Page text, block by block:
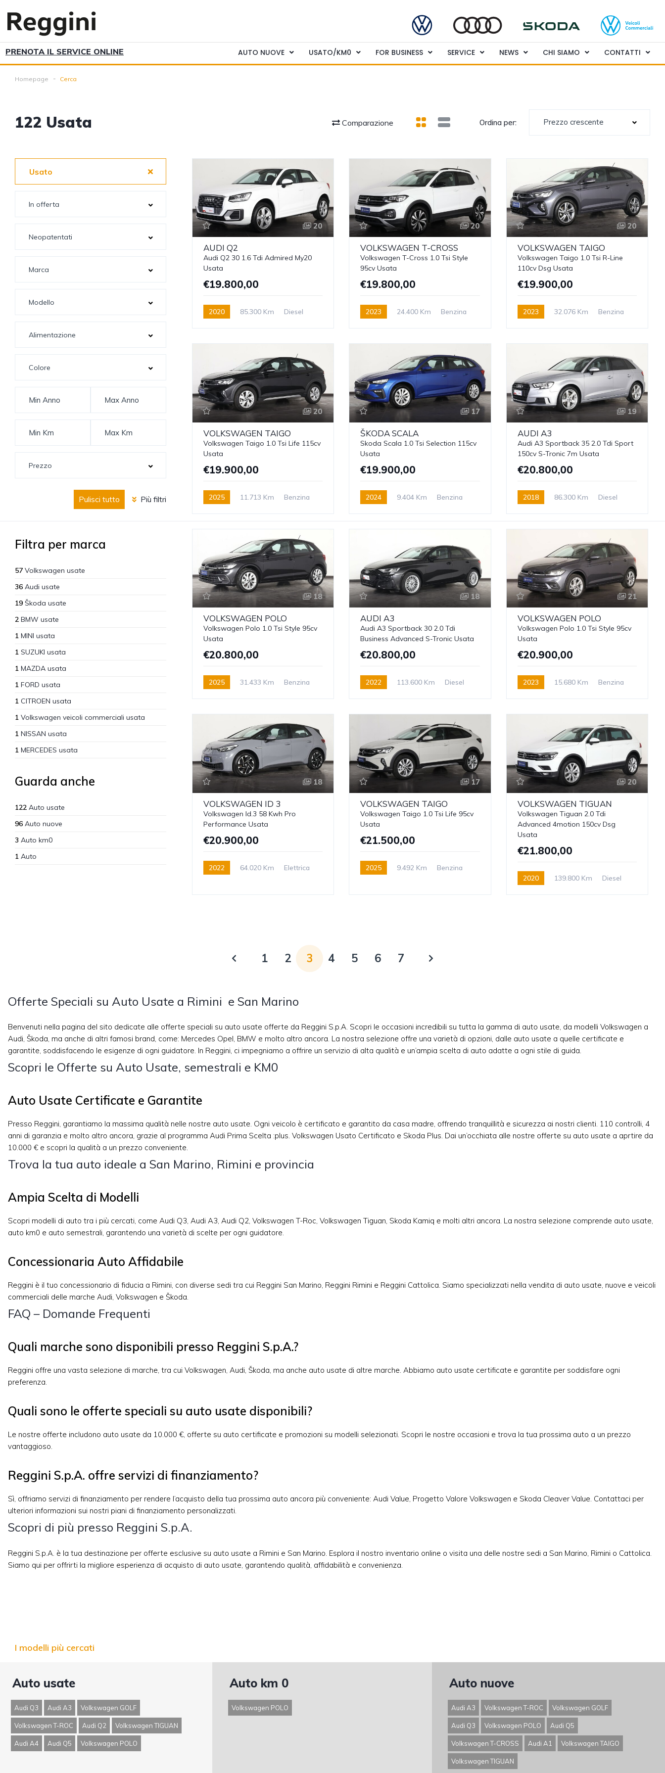
PRENOTA IL SERVICE ONLINE AUTO NUOVE USATO/KM0 FOR BUSINESS SERVICE NEWS CHI SIAMO CONTATTI
Homepage Cerca
122 Usata Comparazione Ordina per: Prezzo crescente
Usato
Pulisci tutto Più filtri
Filtra per marca
57 Volkswagen usate
36 Audi usate
19 Škoda usate
2 BMW usate
1 MINI usata
1 SUZUKI usata
1 MAZDA usata
1 FORD usata
1 CITROEN usata
1 Volkswagen veicoli commerciali usata
1 NISSAN usata
1 MERCEDES usata
Guarda anche
122 Auto usate
96 Auto nuove
3 Auto km0
1 Auto
20
AUDI Q2
Audi Q2 30 1.6 Tdi Admired My20
Usata
€19.800,00
2020 85.300 Km Diesel
20
VOLKSWAGEN T-CROSS
Volkswagen T-Cross 1.0 Tsi Style
95cv Usata
€19.800,00
2023 24.400 Km Benzina
20
VOLKSWAGEN TAIGO
Volkswagen Taigo 1.0 Tsi R-Line
110cv Dsg Usata
€19.900,00
2023 32.076 Km Benzina
20
VOLKSWAGEN TAIGO
Volkswagen Taigo 1.0 Tsi Life 115cv
Usata
€19.900,00
2025 11.713 Km Benzina
17
ŠKODA SCALA
Skoda Scala 1.0 Tsi Selection 115cv
Usata
€19.900,00
2024 9.404 Km Benzina
19
AUDI A3
Audi A3 Sportback 35 2.0 Tdi Sport
150cv S-Tronic 7m Usata
€20.800,00
2018 86.300 Km Diesel
18
VOLKSWAGEN POLO
Volkswagen Polo 1.0 Tsi Style 95cv
Usata
€20.800,00
2025 31.433 Km Benzina
18
AUDI A3
Audi A3 Sportback 30 2.0 Tdi
Business Advanced S-Tronic Usata
€20.800,00
2022 113.600 Km Diesel
21
VOLKSWAGEN POLO
Volkswagen Polo 1.0 Tsi Style 95cv
Usata
€20.900,00
2023 15.680 Km Benzina
18
VOLKSWAGEN ID 3
Volkswagen Id.3 58 Kwh Pro
Performance Usata
€20.900,00
2022 64.020 Km Elettrica
17
VOLKSWAGEN TAIGO
Volkswagen Taigo 1.0 Tsi Life 95cv
Usata
€21.500,00
2025 9.492 Km Benzina
20
VOLKSWAGEN TIGUAN
Volkswagen Tiguan 2.0 Tdi
Advanced 4motion 150cv Dsg
Usata
€21.800,00
2020 139.800 Km Diesel
1 2 3 4 5 6 7
Offerte Speciali su Auto Usate a Rimini e San Marino
Benvenuti nella pagina del sito dedicate alle offerte speciali su auto usate offerte da Reggini S.p.A. Scopri le occasioni incredibili su tutta la gamma di auto usate, da modelli Volkswagen a
Audi, Škoda, ma anche di altri famosi brand, come: Mercedes Opel, BMW e molto altro ancora. La nostra selezione offre una varietà di opzioni, dalle auto usate a quelle certificate e
garantite, soddisfacendo le esigenze di ogni guidatore. In Reggini, ci impegniamo a offrire un servizio di alta qualità e un’ampia scelta di auto adatte a ogni stile di guida.
Scopri le Offerte su Auto Usate, semestrali e KM0
Auto Usate Certificate e Garantite
Presso Reggini, garantiamo la massima qualità nelle nostre auto usate. Ogni veicolo è certificato e garantito da casa madre, offrendo tranquillità e sicurezza ai nostri clienti. 110 controlli, 4
anni di garanzia e molto altro ancora, grazie al programma Audi Prima Scelta :plus. Volkswagen Usato Certificato e Skoda Plus. Dai un’occhiata alle nostre offerte su auto usate a aprtire da
10.000 € e scopri la qualità a un prezzo conveniente.
Trova la tua auto ideale a San Marino, Rimini e provincia
Ampia Scelta di Modelli
Scopri modelli di auto tra i più cercati, come Audi Q3, Audi A3, Audi Q2, Volkswagen T-Roc, Volkswagen Tiguan, Skoda Kamiq e molti altri ancora. La nostra selezione comprende auto usate,
auto km0 e auto semestrali, garantendo una varietà di scelte per ogni guidatore.
Concessionaria Auto Affidabile
Reggini è il tuo concessionario di fiducia a Rimini, con diverse sedi tra cui Reggini San Marino, Reggini Rimini e Reggini Cattolica. Siamo specializzati nella vendita di auto usate, nuove e veicoli
commerciali delle marche Audi, Volkswagen e Škoda.
FAQ – Domande Frequenti
Quali marche sono disponibili presso Reggini S.p.A.?
Reggini offre una vasta selezione di marche, tra cui Volkswagen, Audi, Škoda, ma anche auto usate di altre marche. Abbiamo auto usate certificate e garantite per soddisfare ogni
preferenza.
Quali sono le offerte speciali su auto usate disponibili?
Le nostre offerte includono auto usate da 10.000 €, offerte su auto certificate e promozioni su modelli selezionati. Scopri le nostre occasioni e trova la tua prossima auto a un prezzo
vantaggioso.
Reggini S.p.A. offre servizi di finanziamento?
Sì, offriamo servizi di finanziamento per rendere l’acquisto della tua prossima auto ancora più conveniente: Audi Value, Progetto Valore Volkswagen e Skoda Cleaver Value. Contattaci per
ulteriori informazioni sui nostri piani di finanziamento personalizzati.
Scopri di più presso Reggini S.p.A.
Reggini S.p.A. è la tua destinazione per offerte esclusive su auto usate a Rimini e San Marino. Esplora il nostro inventario online o visita una delle nostre sedi a San Marino, Rimini o Cattolica.
Siamo qui per offrirti la migliore esperienza di acquisto di auto usate, garantendo qualità, affidabilità e convenienza.
I modelli più cercati
Auto usate
Audi Q3 Audi A3 Volkswagen GOLF
Volkswagen T-ROC Audi Q2 Volkswagen TIGUAN
Audi A4 Audi Q5 Volkswagen POLO
Auto km 0
Volkswagen POLO
Auto nuove
Audi A3 Volkswagen T-ROC Volkswagen GOLF
Audi Q3 Volkswagen POLO Audi Q5
Volkswagen T-CROSS Audi A1 Volkswagen TAIGO
Volkswagen TIGUAN